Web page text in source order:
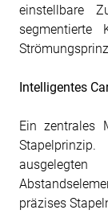
einstellbare
segmentierte
Intelligentes
Ein zentrales
ausgelegten
präzises